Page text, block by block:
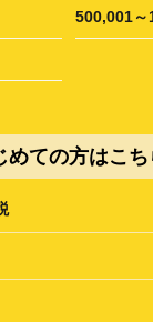
500,001～
めての方はこち